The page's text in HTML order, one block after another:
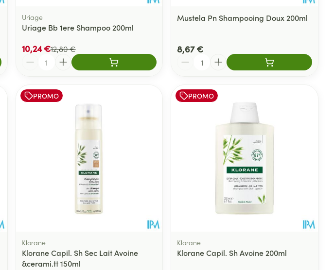
Uriage
Uriage Bb 1ere Shampoo 200ml
12,80 €
10,24 €
Quantité
Mustela Pn Shampooing Doux 200ml
8,67 €
Quantité
PROMO
Klorane
Klorane Capil. Sh Sec Lait Avoine
&cerami.tt 150ml
PROMO
Klorane
Klorane Capil. Sh Avoine 200ml